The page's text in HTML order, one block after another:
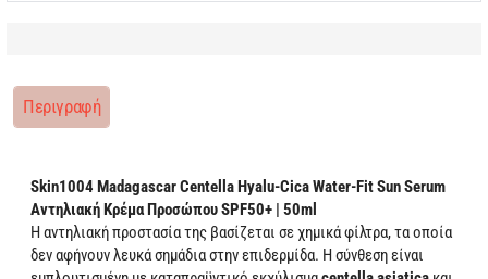
Περιγραφή
Skin1004 Madagascar Centella Hyalu-Cica Water-Fit Sun Serum
Αντηλιακή Κρέμα Προσώπου SPF50+ | 50ml
Η αντηλιακή προστασία της βασίζεται σε χημικά φίλτρα, τα οποία
δεν αφήνουν λευκά σημάδια στην επιδερμίδα. Η σύνθεση είναι